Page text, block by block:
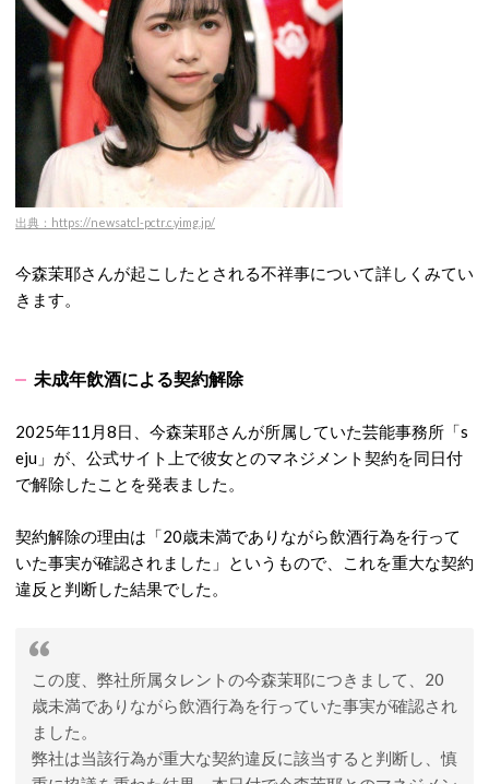
出典：https://newsatcl-pctr.c.yimg.jp/
今森茉耶さんが起こしたとされる不祥事について詳しくみてい
きます。
未成年飲酒による契約解除
2025年11月8日、今森茉耶さんが所属していた芸能事務所「s
eju」が、公式サイト上で彼女とのマネジメント契約を同日付
で解除したことを発表ました。
契約解除の理由は「20歳未満でありながら飲酒行為を行って
いた事実が確認されました」というもので、これを重大な契約
違反と判断した結果でした。
この度、弊社所属タレントの今森茉耶につきまして、20
歳未満でありながら飲酒行為を行っていた事実が確認され
ました。
弊社は当該行為が重大な契約違反に該当すると判断し、慎